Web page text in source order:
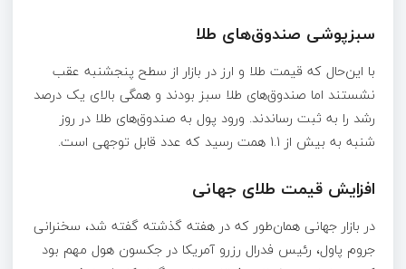
سبزپوشی صندوق‌های طلا
با این‌حال که قیمت طلا و ارز در بازار از سطح پنجشنبه عقب
نشستند اما صندوق‌های طلا سبز بودند و همگی بالای یک درصد
رشد را به ثبت رساندند. ورود پول به صندوق‌های طلا در روز
شنبه به بیش از 1.1 همت رسید که عدد قابل توجهی است.
افزایش قیمت طلای جهانی
در بازار جهانی همان‌طور که در هفته گذشته گفته شد، سخنرانی
جروم پاول، رئیس فدرال رزرو آمریکا در جکسون هول مهم بود